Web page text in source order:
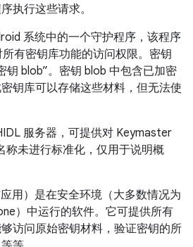
执行这些请求。
系统中的一个守护程序，该程序
有密钥库功能的访问权限。密钥
钥 blob”。密钥 blob 中包含已加密
钥库可以存储这些材料，但无法使
服务器，可提供对 Keymaster
称未进行标准化，仅用于说明概
应用）是在安全环境（大多数情况为
）中运行的软件。它可提供所有
访问原始密钥材料，验证密钥的所